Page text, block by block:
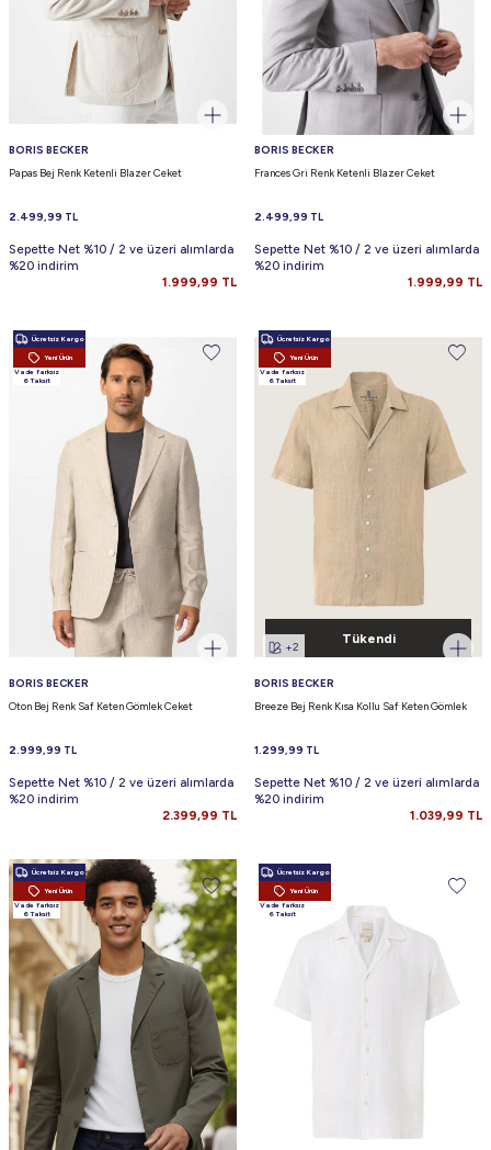
BORIS BECKER
Papas Bej Renk Ketenli Blazer Ceket
2.499,99 TL
Sepette Net %10 / 2 ve üzeri alımlarda
%20 indirim
1.999,99 TL
BORIS BECKER
Frances Gri Renk Ketenli Blazer Ceket
2.499,99 TL
Sepette Net %10 / 2 ve üzeri alımlarda
%20 indirim
1.999,99 TL
Ücretsiz Kargo
Yeni Ürün
Vade farksız
6 Taksit
BORIS BECKER
Oton Bej Renk Saf Keten Gömlek Ceket
2.999,99 TL
Sepette Net %10 / 2 ve üzeri alımlarda
%20 indirim
2.399,99 TL
Ücretsiz Kargo
Yeni Ürün
Vade farksız
6 Taksit
Tükendi
+2
BORIS BECKER
Breeze Bej Renk Kısa Kollu Saf Keten Gömlek
1.299,99 TL
Sepette Net %10 / 2 ve üzeri alımlarda
%20 indirim
1.039,99 TL
Ücretsiz Kargo
Yeni Ürün
Vade farksız
6 Taksit
Ücretsiz Kargo
Yeni Ürün
Vade farksız
6 Taksit